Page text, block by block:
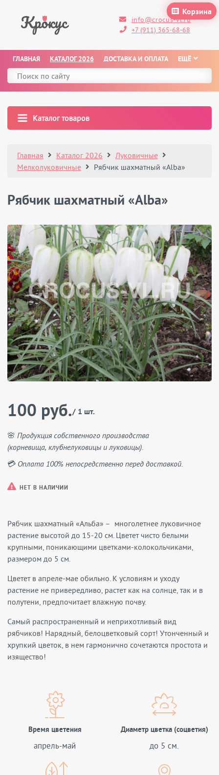
Корзина
info@crocus-vl.ru
+7 (911) 365-68-68
ГЛАВНАЯ КАТАЛОГ 2026 ДОСТАВКА И ОПЛАТА ЕЩЁ
Каталог товаров
Главная Каталог 2026
Луковичные
Мелколуковичные
Рябчик шахматный «Alba»
Рябчик шахматный «Alba»
100 руб./ 1 шт.
🌸 Продукция собственного производства
(корневища, клубнелуковицы и луковицы).
💳 Оплата 100% непосредственно перед доставкой.
НЕТ В НАЛИЧИИ
Рябчик шахматный «Альба» – многолетнее луковичное
растение высотой до 15-20 см. Цветет чисто белыми
крупными, поникающими цветками-колокольчиками,
размером до 5 см.
Цветет в апреле-мае обильно. К условиям и уходу
растение не привередливо, растет как на солнце, так и в
полутени, предпочитает влажную почву.
Самый распространенный и неприхотливый вид
рябчиков! Нарядный, белоцветковый сорт! Утонченный и
хрупкий цветок, в нем гармонично сочетаются простота и
изящество!
Время цветения
апрель-май
Диаметр цветка (соцветия)
до 5 см.